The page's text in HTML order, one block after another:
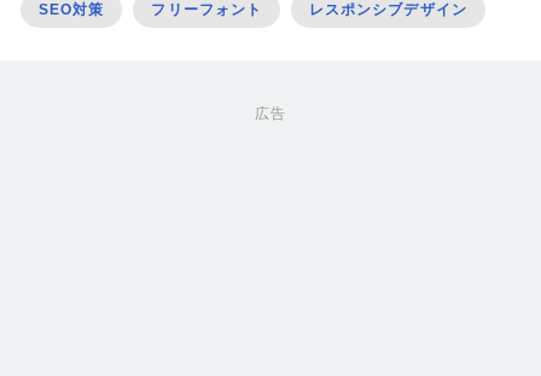
SEO対策 フリーフォント レスポンシブデザイン
広告